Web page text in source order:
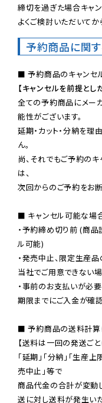
締切を過ぎた場合キャ
よくご検討いただいてか
予約商品に関
【キャンセルを前提と
全ての予約商品にメー
能性がございます。
延期・カット・分納を
ん。
尚、それでもご予約の
は、
次回からのご予約をお
■ キャンセル可能な場
・予約締め切り前 (商
ル可能)
・発売中止、限定生産
当社でご用意できない場
・事前のお支払いが必
期限までにご入金が確
■ 予約商品の送料計算
【送料は一回の発送ご
「延期」「分納」「生産
売中止」等で
商品代金の合計が変動
送に対し送料が発生い